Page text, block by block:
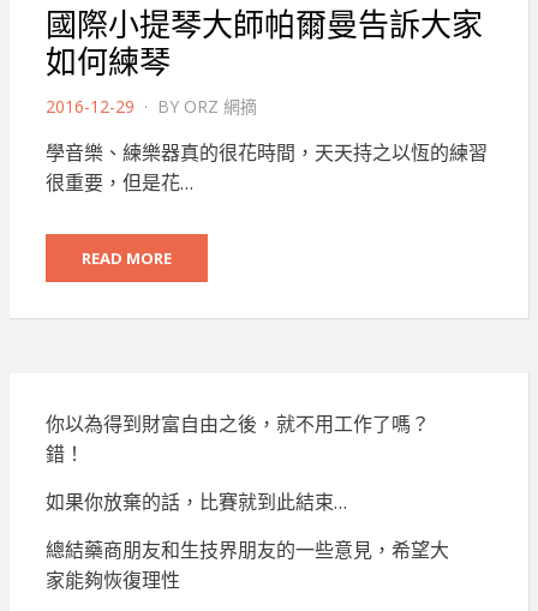
國際小提琴大師帕爾曼告訴大家
如何練琴
POSTED
2016-12-29 BY ORZ 網摘
學音樂、練樂器真的很花時間，天天持之以恆的練習
很重要，但是花…
READ MORE
你以為得到財富自由之後，就不用工作了嗎？
錯！
如果你放棄的話，比賽就到此結束…
總結藥商朋友和生技界朋友的一些意見，希望大
家能夠恢復理性